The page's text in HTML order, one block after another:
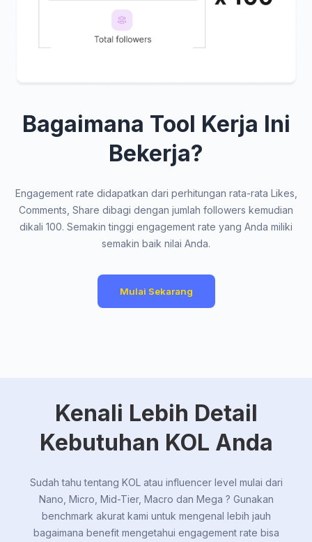
Bagaimana Tool Kerja Ini
Bekerja?
Engagement rate didapatkan dari perhitungan rata-rata Likes,
Comments, Share dibagi dengan jumlah followers kemudian
dikali 100. Semakin tinggi engagement rate yang Anda miliki
semakin baik nilai Anda.
Mulai Sekarang
Kenali Lebih Detail
Kebutuhan KOL Anda
Sudah tahu tentang KOL atau influencer level mulai dari
Nano, Micro, Mid-Tier, Macro dan Mega ? Gunakan
benchmark akurat kami untuk mengenal lebih jauh
bagaimana benefit mengetahui engagement rate bisa